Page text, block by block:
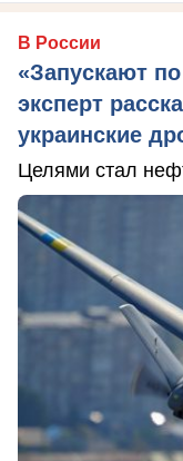
В России
«Запускают
эксперт
украинские
Целями стал